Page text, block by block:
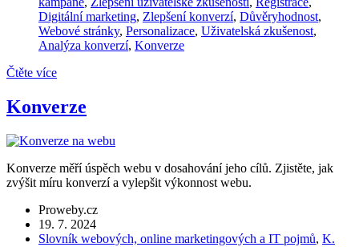
Digitální marketing, Zlepšení konverzí, Důvěryhodnost,
Webové stránky, Personalizace, Uživatelská zkušenost,
Analýza konverzí, Konverze
Čtěte více
Konverze
Konverze měří úspěch webu v dosahování jeho cílů. Zjistěte, jak
zvýšit míru konverzí a vylepšit výkonnost webu.
Proweby.cz
19. 7. 2024
Slovník webových, online marketingových a IT pojmů, K.